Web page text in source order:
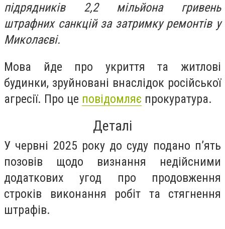
підрядників 2,2 мільйона гривень
штрафних санкцій за затримку ремонтів у
Миколаєві.
Мова йде про укриття та житлові
будинки, зруйновані внаслідок російської
агресії. Про це повідомляє прокуратура.
Деталі
У червні 2025 року до суду подано п’ять
позовів щодо визнання недійсними
додаткових угод про продовження
строків виконання робіт та стягнення
штрафів.